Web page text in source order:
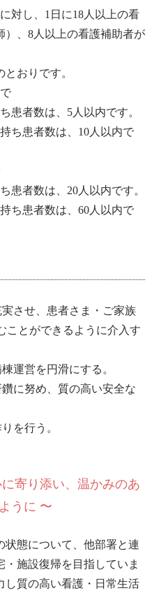
対し、1日に18人以上の看
）、8人以上の看護補助者が
おりです。
患者数は、5人以内です。
ち患者数は、10人以内で
患者数は、20人以内です。
ち患者数は、60人以内で
させ、患者さま・ご家族
ことができるように介入す
運営を円滑にする。
に努め、質の高い安全な
を行う。
寄り添い、温かみのあ
うに 〜
状態について、他部署と連
施設復帰を目指していま
し質の高い看護・日常生活